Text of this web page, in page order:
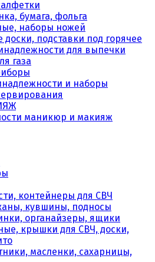
бумага, фольга
наборы ножей
доски, подставки под горячее
для выпечки
газа
и наборы
маникюр и макияж
контейнеры для СВЧ
кувшины, подносы
органайзеры, ящики
крышки для СВЧ, доски,
масленки, сахарницы,